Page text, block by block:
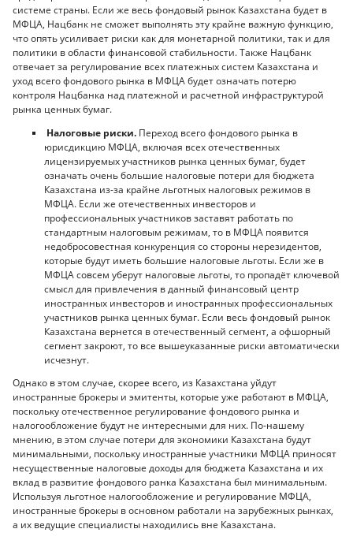
системе страны. Если же весь фондовый рынок Казахстана будет в
МФЦА, Нацбанк не сможет выполнять эту крайне важную функцию,
что опять усиливает риски как для монетарной политики, так и для
политики в области финансовой стабильности. Также Нацбанк
отвечает за регулирование всех платежных систем Казахстана и
уход всего фондового рынка в МФЦА будет означать потерю
контроля Нацбанка над платежной и расчетной инфраструктурой
рынка ценных бумаг.
Налоговые риски. Переход всего фондового рынка в
юрисдикцию МФЦА, включая всех отечественных
лицензируемых участников рынка ценных бумаг, будет
означать очень большие налоговые потери для бюджета
Казахстана из-за крайне льготных налоговых режимов в
МФЦА. Если же отечественных инвесторов и
профессиональных участников заставят работать по
стандартным налоговым режимам, то в МФЦА появится
недобросовестная конкуренция со стороны нерезидентов,
которые будут иметь большие налоговые льготы. Если же в
МФЦА совсем уберут налоговые льготы, то пропадёт ключевой
смысл для привлечения в данный финансовый центр
иностранных инвесторов и иностранных профессиональных
участников рынка ценных бумаг. Если весь фондовый рынок
Казахстана вернется в отечественный сегмент, а офшорный
сегмент закроют, то все вышеуказанные риски автоматически
исчезнут.
Однако в этом случае, скорее всего, из Казахстана уйдут
иностранные брокеры и эмитенты, которые уже работают в МФЦА,
поскольку отечественное регулирование фондового рынка и
налогообложение будут не интересными для них. По-нашему
мнению, в этом случае потери для экономики Казахстана будут
минимальными, поскольку иностранные участники МФЦА приносят
несущественные налоговые доходы для бюджета Казахстана и их
вклад в развитие фондового ранка Казахстана был минимальным.
Используя льготное налогообложение и регулирование МФЦА,
иностранные брокеры в основном работали на зарубежных рынках,
а их ведущие специалисты находились вне Казахстана.